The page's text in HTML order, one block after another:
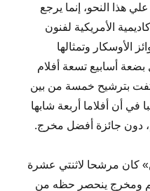
هذا النحو، إنما يرجع
الأمريكية لفنون
الأوسكار وتمثالها
أسابيع تسعة أفلام
بترشيح خمسة من بين
في أن أفلاما أربعة شابها
دون جائزة أفضل مخرج.
كان مرشحا لاثنتي عشرة
ومخرج ينحصر حظه من